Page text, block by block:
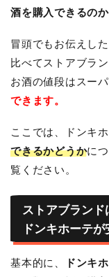
酒を購入できるのか
冒頭でもお伝えし
比べてストアブラ
お酒の値段はスー
できます。
ここでは、ドンキ
できるかどうかに
覧ください。
ストアブラン
ドンキホーテが
基本的に、 ドンキ